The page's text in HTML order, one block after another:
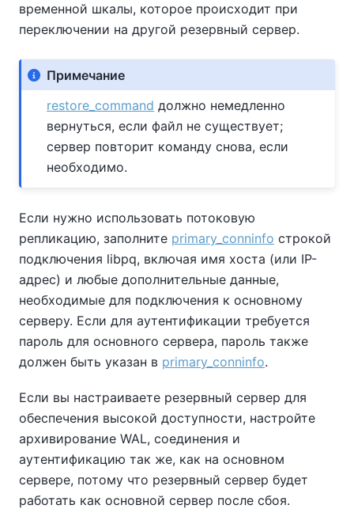
временной шкалы, которое происходит при
переключении на другой резервный сервер.
Примечание
restore_command должно немедленно
вернуться, если файл не существует;
сервер повторит команду снова, если
необходимо.
Если нужно использовать потоковую
репликацию, заполните primary_conninfo строкой
подключения libpq, включая имя хоста (или IP-
адрес) и любые дополнительные данные,
необходимые для подключения к основному
серверу. Если для аутентификации требуется
пароль для основного сервера, пароль также
должен быть указан в primary_conninfo.
Если вы настраиваете резервный сервер для
обеспечения высокой доступности, настройте
архивирование WAL, соединения и
аутентификацию так же, как на основном
сервере, потому что резервный сервер будет
работать как основной сервер после сбоя.